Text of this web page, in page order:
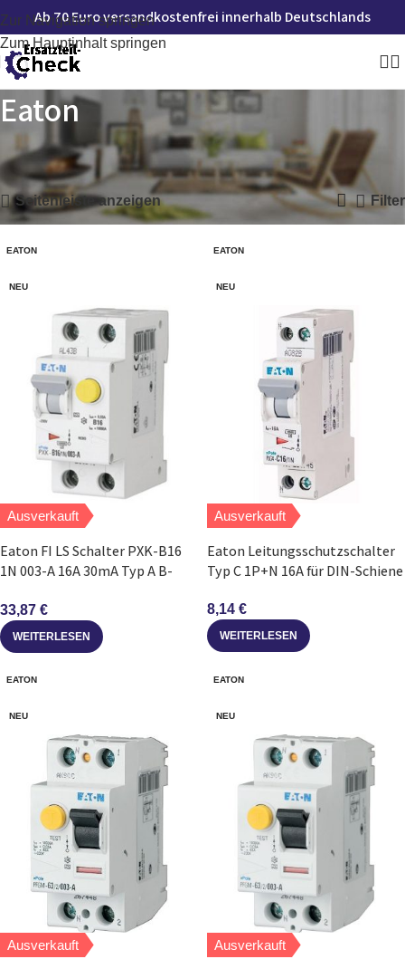
Zur Navigation springen
Zum Hauptinhalt springen
Ab 70 Euro versandkostenfrei innerhalb Deutschlands
Eaton
Startseite» Eaton Alle 4 Ergebnisse werden angezeigt
Seitenleiste anzeigen Filter
EATON
NEU
Ausverkauft
Eaton FI LS Schalter PXK-B16
1N 003-A 16A 30mA Typ A B-
33,87 €
WEITERLESEN
EATON
NEU
Ausverkauft
Eaton Leitungsschutzschalter
Typ C 1P+N 16A für DIN-Schiene
8,14 €
WEITERLESEN
EATON
NEU
Ausverkauft
EATON
NEU
Ausverkauft